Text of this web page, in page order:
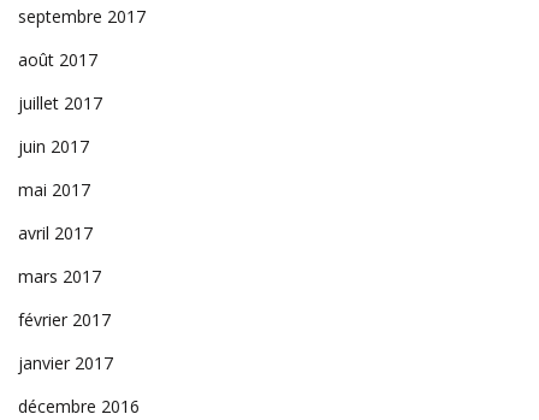
septembre 2017
août 2017
juillet 2017
juin 2017
mai 2017
avril 2017
mars 2017
février 2017
janvier 2017
décembre 2016